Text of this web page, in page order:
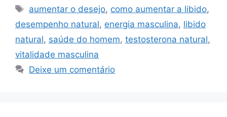
Tags
aumentar o desejo, como aumentar a libido,
desempenho natural, energia masculina, libido
natural, saúde do homem, testosterona natural,
vitalidade masculina
Deixe um comentário